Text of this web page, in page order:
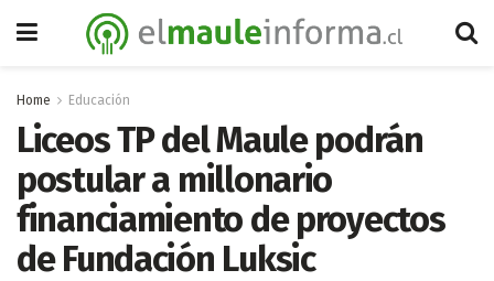
Home Educación
Liceos TP del Maule podrán
postular a millonario
financiamiento de proyectos
de Fundación Luksic